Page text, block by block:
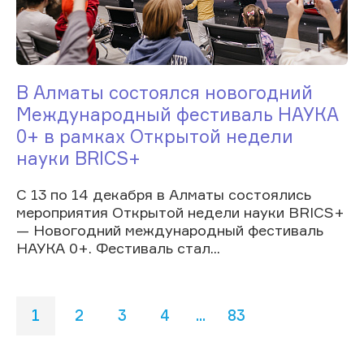
В Алматы состоялся новогодний
Международный фестиваль НАУКА
0+ в рамках Открытой недели
науки BRICS+
С 13 по 14 декабря в Алматы состоялись
мероприятия Открытой недели науки BRICS+
— Новогодний международный фестиваль
НАУКА 0+. Фестиваль стал...
1 2 3 4 ... 83